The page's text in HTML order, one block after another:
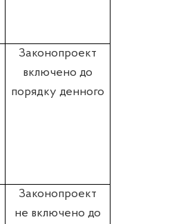
Законопроект
включено до
порядку денного
Законопроект
не включено до